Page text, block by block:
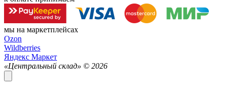
мы на маркетплейсах
Ozon
Wildberries
Яндекс Маркет
«Центральный склад» © 2026